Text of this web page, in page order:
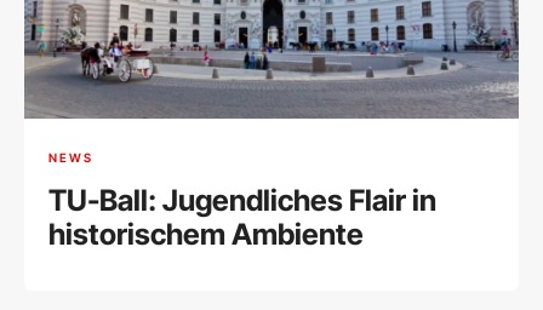
NEWS
TU-Ball: Jugendliches Flair in
historischem Ambiente